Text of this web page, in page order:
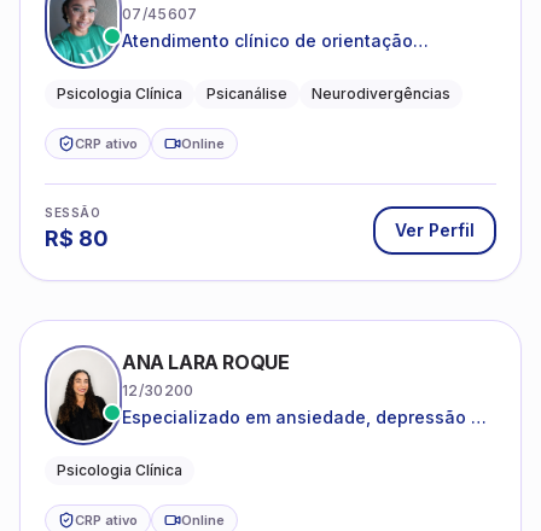
07/45607
Atendimento clínico de orientação
crianças neurotípicas
Psicologia Clínica Psicanálise Neurodivergências
CRP ativo Online
SESSÃO
R$ 80 Ver Perfil
ANA LARA ROQUE
12/30200
Especializado em ansiedade, depressão e
Psicologia Clínica
CRP ativo Online